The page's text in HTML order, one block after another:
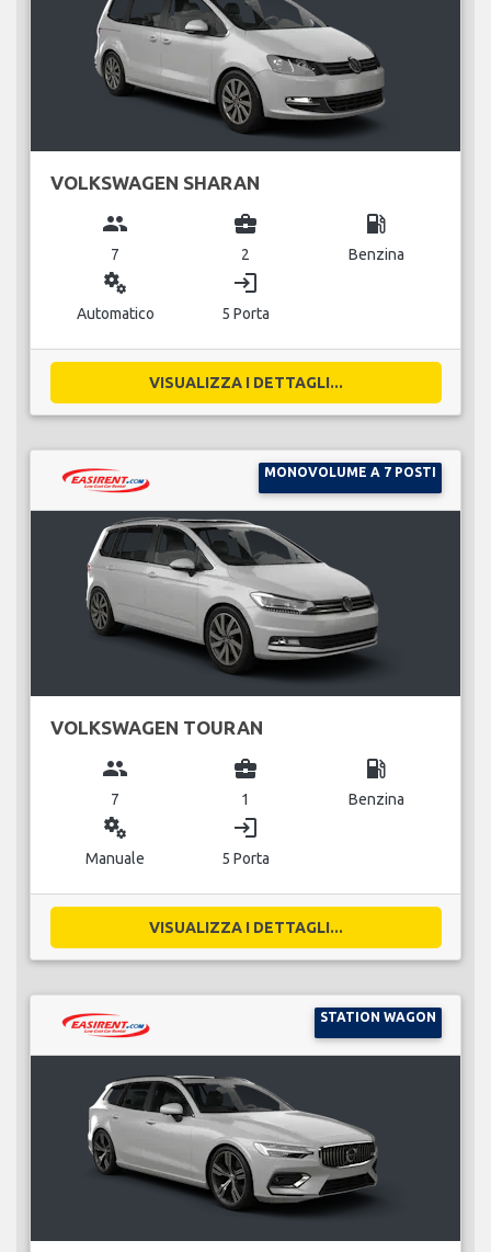
VOLKSWAGEN SHARAN
group
7
business_center
2
local_gas_station
Benzina
miscellaneous_services
Automatico
login
5 Porta
VISUALIZZA I DETTAGLI...
MONOVOLUME A 7 POSTI
VOLKSWAGEN TOURAN
group
7
business_center
1
local_gas_station
Benzina
miscellaneous_services
Manuale
login
5 Porta
VISUALIZZA I DETTAGLI...
STATION WAGON